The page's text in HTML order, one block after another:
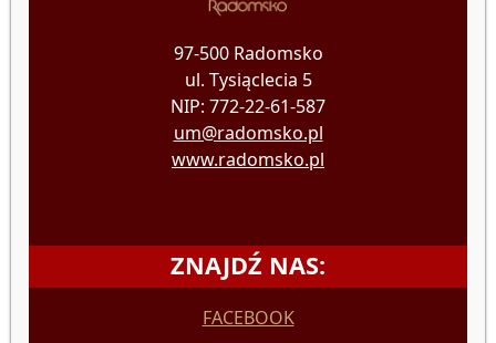
97-500 Radomsko
ul. Tysiąclecia 5
NIP: 772-22-61-587
um@radomsko.pl
www.radomsko.pl
ZNAJDŹ NAS:
FACEBOOK